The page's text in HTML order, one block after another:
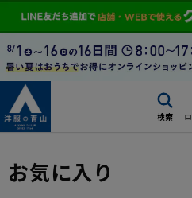
検索
お気に入り